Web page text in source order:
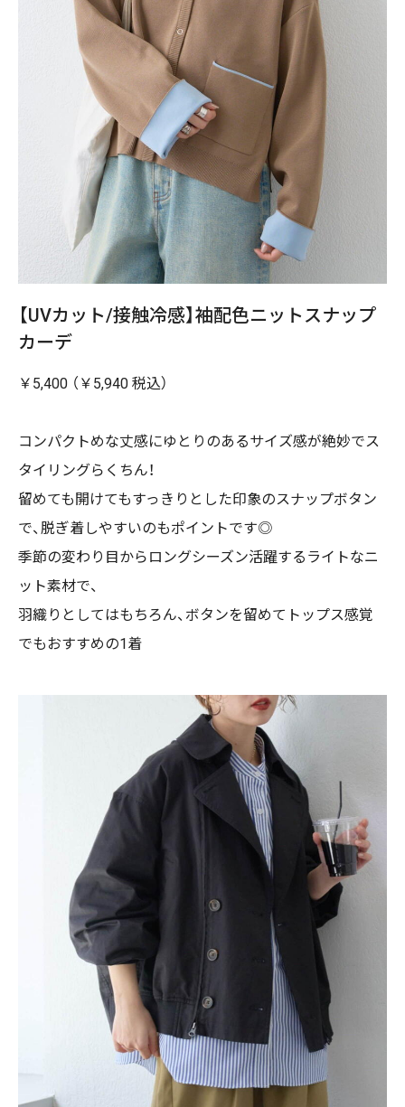
【UVカット/接触冷感】袖配色ニットスナップ
カーデ
￥5,400 （￥5,940 税込）
コンパクトめな丈感にゆとりのあるサイズ感が絶妙でス
タイリングらくちん！
留めても開けてもすっきりとした印象のスナップボタン
で、脱ぎ着しやすいのもポイントです◎
季節の変わり目からロングシーズン活躍するライトなニ
ット素材で、
羽織りとしてはもちろん、ボタンを留めてトップス感覚
でもおすすめの1着